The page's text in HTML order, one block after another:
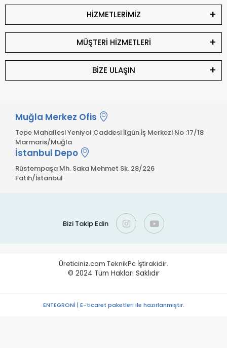
HİZMETLERİMİZ
MÜŞTERİ HİZMETLERİ
BİZE ULAŞIN
Muğla Merkez Ofis
Tepe Mahallesi Yeniyol Caddesi İlgün İş Merkezi No :17/18
Marmaris/Muğla
İstanbul Depo
Rüstempaşa Mh. Saka Mehmet Sk. 28/226
Fatih/İstanbul
Bizi Takip Edin
Üreticiniz.com TeknikPc İştirakidir.
© 2024 Tüm Hakları Saklıdır
ENTEGRONİ | E-ticaret paketleri ile hazırlanmıştır.